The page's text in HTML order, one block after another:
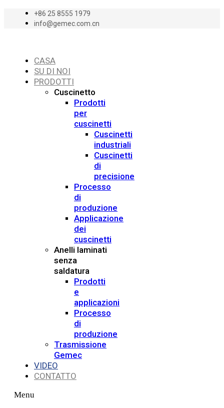
+86 25 8555 1979
info@gemec.com.cn
CASA
SU DI NOI
PRODOTTI
Cuscinetto
Prodotti
per
cuscinetti
Cuscinetti
industriali
Cuscinetti
di
precisione
Processo
di
produzione
Applicazione
dei
cuscinetti
Anelli laminati
senza
saldatura
Prodotti
e
applicazioni
Processo
di
produzione
Trasmissione
Gemec
VIDEO
CONTATTO
Menu